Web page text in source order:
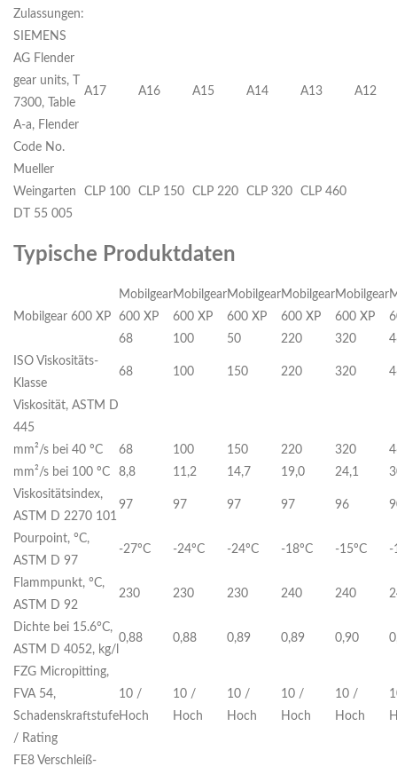
Zulassungen:
SIEMENS
AG Flender
gear units, T
7300, Table
A-a, Flender
Code No.
A17 A16 A15 A14 A13 A12
Mueller
Weingarten
DT 55 005
CLP 100 CLP 150 CLP 220 CLP 320 CLP 460
Typische Produktdaten
Mobilgear 600 XP
Mobilgear
600 XP
68
Mobilgear
600 XP
100
Mobilgear
600 XP
50
Mobilgear
600 XP
220
Mobilgear
600 XP
320
ISO Viskositäts-
Klasse
68 100 150 220 320
Viskosität, ASTM D
445
mm²/s bei 40 ºC
68 100 150 220 320
mm²/s bei 100 ºC
8,8 11,2 14,7 19,0 24,1
Viskositätsindex,
ASTM D 2270 101
97 97 97 97 96
Pourpoint, °C,
ASTM D 97
-27ºC -24ºC -24ºC -18ºC -15ºC -
Flammpunkt, °C,
ASTM D 92
230 230 230 240 240
Dichte bei 15.6°C,
ASTM D 4052, kg/l
0,88 0,88 0,89 0,89 0,90
FZG Micropitting,
FVA 54,
Schadenskraftstufe
/ Rating
10 /
Hoch
10 /
Hoch
10 /
Hoch
10 /
Hoch
10 /
Hoch
FE8 Verschleiß-